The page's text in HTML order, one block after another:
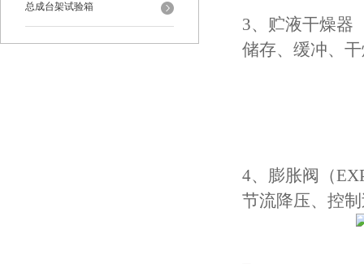
总成台架试验箱
3、贮液干燥器
储存、缓冲、
4、膨胀阀（
节流降压、控